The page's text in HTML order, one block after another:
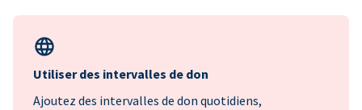
Utiliser des intervalles de don
Ajoutez des intervalles de don quotidiens,